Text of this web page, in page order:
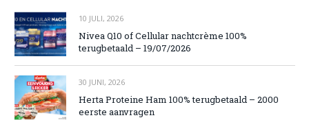
10 JULI, 2026
Nivea Q10 of Cellular nachtcrème 100%
terugbetaald – 19/07/2026
30 JUNI, 2026
Herta Proteine Ham 100% terugbetaald – 2000
eerste aanvragen